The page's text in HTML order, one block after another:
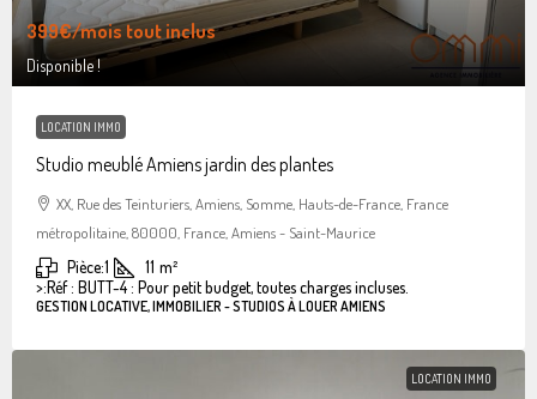
399€/mois tout inclus
Disponible !
LOCATION IMMO
Studio meublé Amiens jardin des plantes
XX, Rue des Teinturiers, Amiens, Somme, Hauts-de-France, France
métropolitaine, 80000, France, Amiens - Saint-Maurice
Pièce:1 11 m²
>:Réf : BUTT-4 : Pour petit budget, toutes charges incluses.
GESTION LOCATIVE, IMMOBILIER - STUDIOS À LOUER AMIENS
LOCATION IMMO